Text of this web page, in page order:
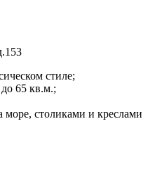
стиле;
65 кв.м.;
столиками и креслами